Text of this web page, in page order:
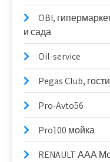
OBI,
и сада
Oil-service
Pegas Club,
Pro-Avto56
Pro100 мойка
RENAULT ААА